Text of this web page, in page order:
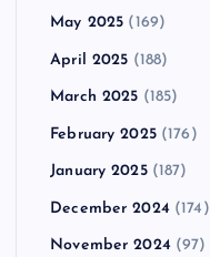
May 2025 (169)
April 2025 (188)
March 2025 (185)
February 2025(176)
January 2025(187)
December 2024 (174)
November 2024 (97)